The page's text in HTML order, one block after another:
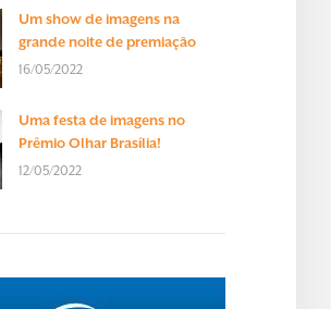
Um show de imagens na
grande noite de premiação
16/05/2022
Uma festa de imagens no
Prêmio Olhar Brasília!
12/05/2022